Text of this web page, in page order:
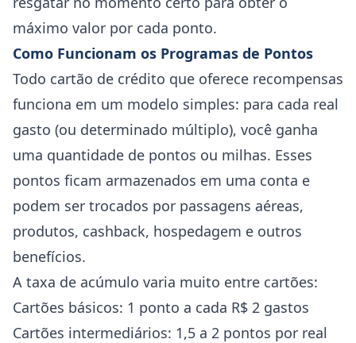
máximo valor por cada ponto.
Como Funcionam os Programas de Pontos
Todo cartão de crédito que oferece recompensas
funciona em um modelo simples: para cada real
gasto (ou determinado múltiplo), você ganha
uma quantidade de pontos ou milhas. Esses
pontos ficam armazenados em uma conta e
podem ser trocados por passagens aéreas,
produtos, cashback, hospedagem e outros
benefícios.
A taxa de acúmulo varia muito entre cartões:
Cartões básicos: 1 ponto a cada R$ 2 gastos
Cartões intermediários: 1,5 a 2 pontos por real